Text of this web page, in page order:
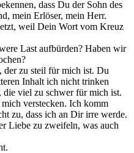
dass Du der Sohn des
mein Erlöser, mein Herr.
weil Dein Wort vom Kreuz
Last aufbürden? Haben wir
der zu steil für mich ist. Du
Inhalt ich nicht trinken
viel zu schwer für mich ist.
verstecken. Ich komm
zu, dass ich an Dir irre werde.
Liebe zu zweifeln, was auch